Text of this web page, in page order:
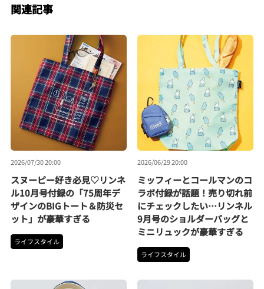
関連記事
2026/07/30 20:00
スヌーピー好き必見♡リンネ
ル10月号付録の「75周年デ
ザインのBIGトート＆防災セ
ット」が豪華すぎる
ライフスタイル
2026/06/29 20:00
ミッフィーとコールマンのコ
ラボ付録が話題！売り切れ前
にチェックしたい…リンネル
9月号のショルダーバッグと
ミニリュックが豪華すぎる
ライフスタイル